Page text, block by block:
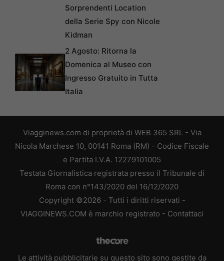
Sorprendenti Location
della Serie Spy con Nicole
Kidman
2 Agosto: Ritorna la
Domenica al Museo con
Ingresso Gratuito in Tutta
Italia
Viagginews.com di proprietà di WEB 365 SRL - Via
Nicola Marchese 10, 00141 Roma (RM) - Codice Fiscale
e Partita I.V.A. 12279101005
Testata Giornalistica registrata presso il Tribunale di
Roma con n°143/2020 del 16/12/2020
Copyright ©2026 - Tutti i diritti riservati -
VIAGGINEWS.COM è marchio registrato - Contattaci
Le attività pubblicitarie su questo sito sono gestite da